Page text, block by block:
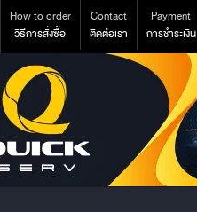
How to order
วิธีการสั่งซื้อ
Contact
ติดต่อเรา
Payment
การชำระเงิน